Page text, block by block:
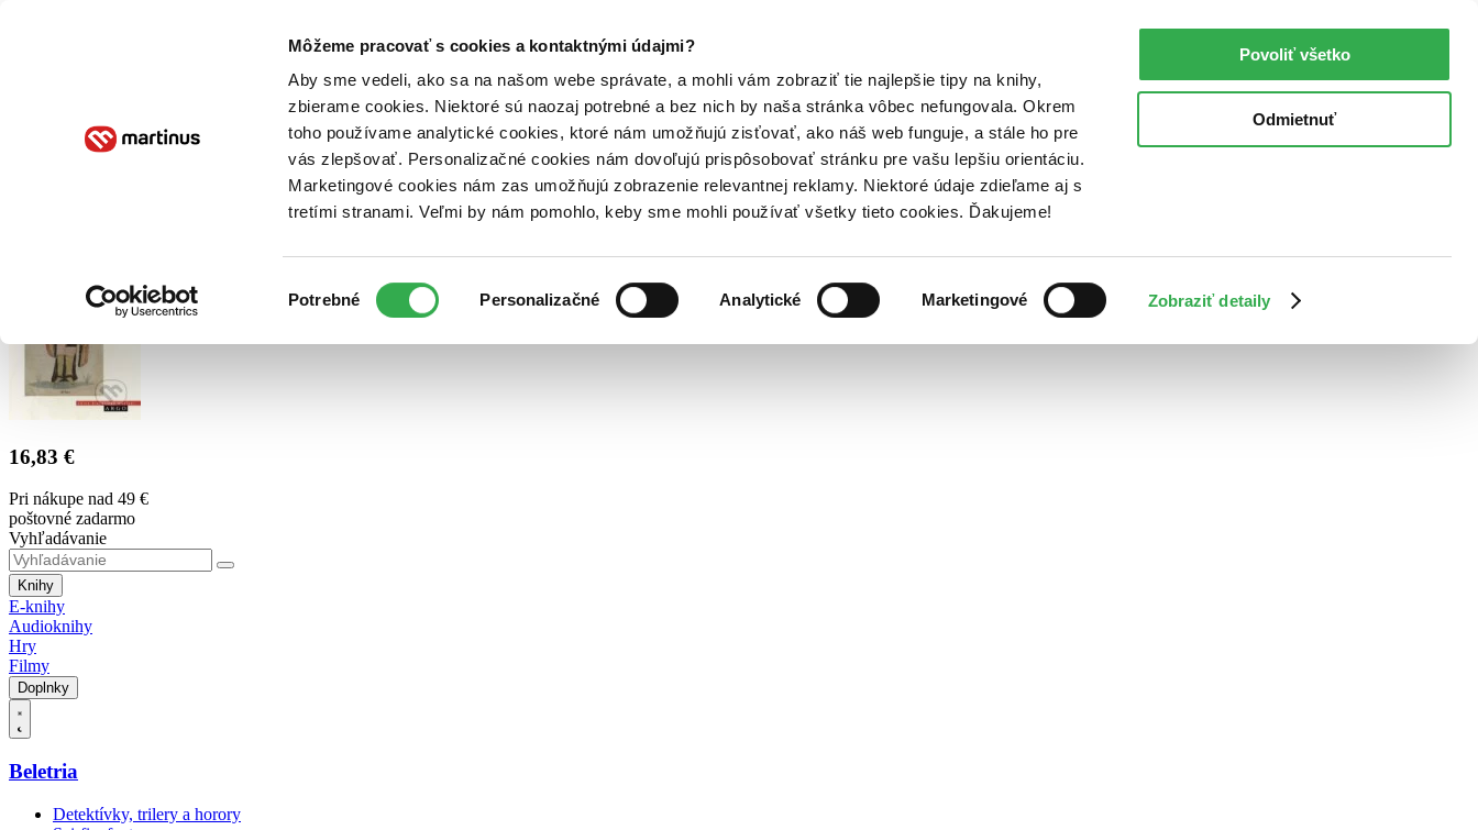
Môžeme pracovať s cookies a kontaktnými údajmi?
Aby sme vedeli, ako sa na našom webe správate, a mohli vám zobraziť tie najlepšie tipy na knihy,
zbierame cookies. Niektoré sú naozaj potrebné a bez nich by naša stránka vôbec nefungovala. Okrem
toho používame analytické cookies, ktoré nám umožňujú zisťovať, ako náš web funguje, a stále ho pre
vás zlepšovať. Personalizačné cookies nám dovoľujú prispôsobovať stránku pre vašu lepšiu orientáciu.
Marketingové cookies nám zas umožňujú zobrazenie relevantnej reklamy. Niektoré údaje zdieľame aj s
tretími stranami. Veľmi by nám pomohlo, keby sme mohli používať všetky tieto cookies. Ďakujeme!
súhlasu
Potrebné Personalizačné Analytické Marketingové Zobraziť detaily
Povoliť všetko
Odmietnuť
Poukážky Kontakt
16,83 €
Pri nákupe nad 49 €
poštovné zadarmo
Vyhľadávanie
Knihy
E-knihy
Audioknihy
Hry
Filmy
Doplnky
Beletria
Detektívky, trilery a horory